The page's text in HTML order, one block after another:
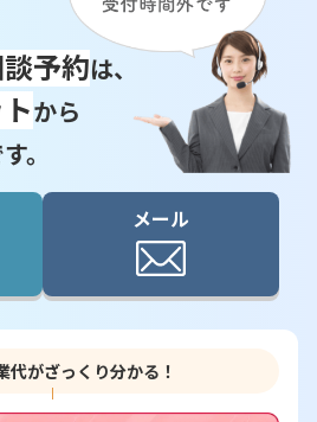
予約は、
から
。
メール
代がざっくり分かる！